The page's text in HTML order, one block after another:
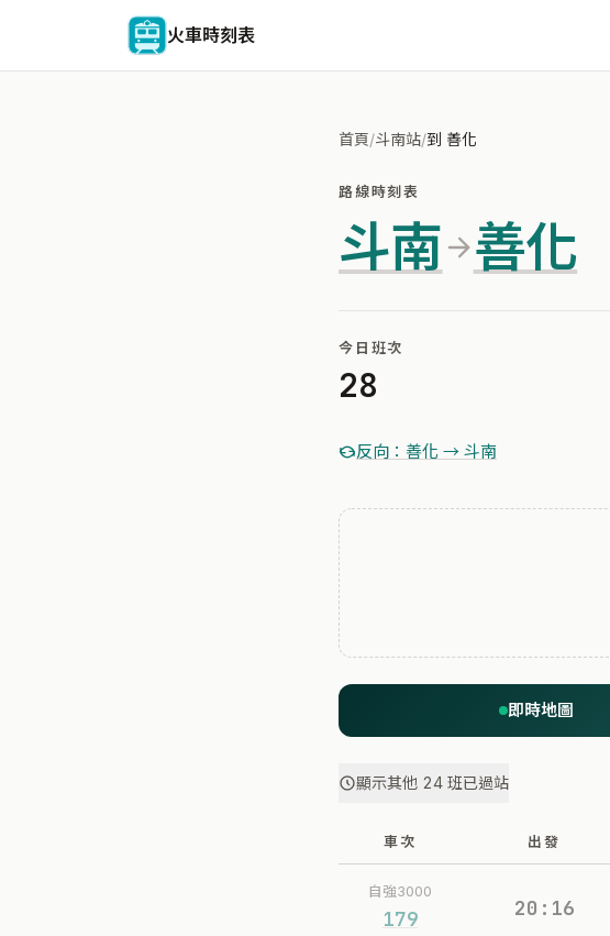
火車時刻表
首頁/斗南站/到 善化
路線時刻表
斗南 善化
今日班次
28
反向：善化 → 斗南
即時地圖
顯示其他 24 班已過站
車次 出發
自強3000
179 20:16